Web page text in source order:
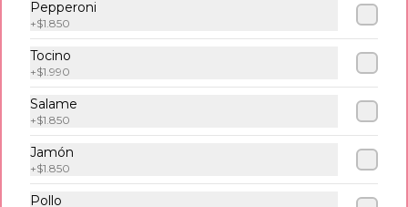
500 gr de papa fritas acompañadas
Pepperoni
+$1.850
Tocino
+$1.990
Salame
+$1.850
Jamón
+$1.850
Pollo